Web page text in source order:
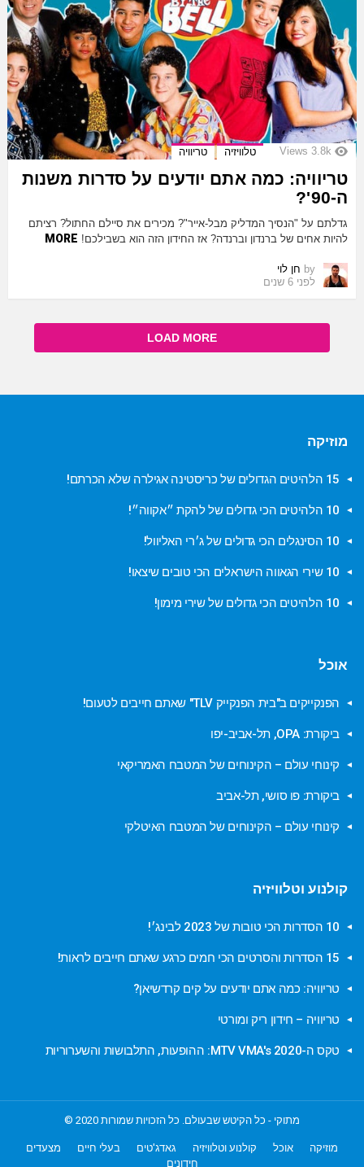
3.8k
Views טלוויזיה טריוויה
טריוויה: כמה אתם יודעים על סדרות משנות
ה-90'?
גדלתם על "הנסיך המדליק מבל-אייר"? מכירים את סיילם החתול? רציתם
להיות אחים של ברנדון וברנדה? אז החידון הזה הוא בשבילכם! MORE
by חן לוי
לפני 6 שנים
LOAD MORE
מוזיקה
15 הלהיטים הגדולים של כריסטינה אגילרה שלא הכרתם!
10 הלהיטים הכי גדולים של להקת ״אקווה״!
10 הסינגלים הכי גדולים של ג׳רי האליוול!
10 שירי הגאווה הישראלים הכי טובים שיצאו!
10 הלהיטים הכי גדולים של שירי מימון!
אוכל
הפנקייקים ב"בית הפנקייק TLV" שאתם חייבים לטעום!
ביקורת: OPA, תל-אביב-יפו
קינוחי עולם – הקינוחים של המטבח האמריקאי
ביקורת: פו סושי, תל-אביב
קינוחי עולם – הקינוחים של המטבח האיטלקי
קולנוע וטלוויזיה
10 הסדרות הכי טובות של 2023 לבינג׳!
15 הסדרות והסרטים הכי חמים כרגע שאתם חייבים לראות!
טריוויה: כמה אתם יודעים על קים קרדשיאן?
טריוויה – חידון ריק ומורטי
טקס ה-MTV VMA's 2020: ההופעות, התלבושות והשערוריות
מתוקי - כל הקיטש שבעולם. כל הזכויות שמורות 2020 ©
מוזיקה אוכל קולנוע וטלוויזיה גאדג'טים בעלי חיים
מצעדים
חידונים